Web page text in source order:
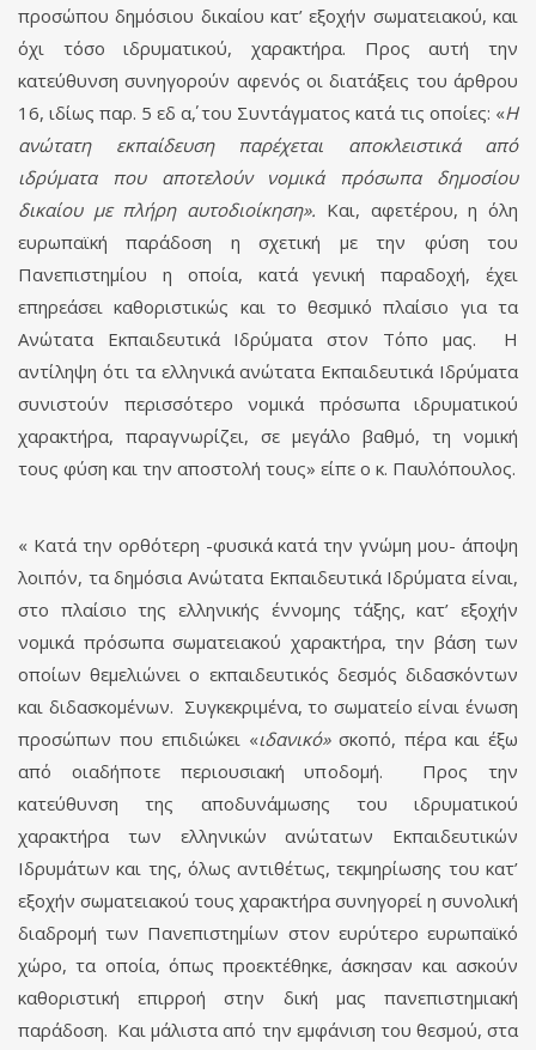
προσώπου δημόσιου δικαίου κατ’ εξοχήν σωματειακού, και
όχι τόσο ιδρυματικού, χαρακτήρα. Προς αυτή την
κατεύθυνση συνηγορούν αφενός οι διατάξεις του άρθρου
16, ιδίως παρ. 5 εδ α΄, του Συντάγματος κατά τις οποίες: «Η
ανώτατη εκπαίδευση παρέχεται αποκλειστικά από
ιδρύματα που αποτελούν νομικά πρόσωπα δημοσίου
δικαίου με πλήρη αυτοδιοίκηση». Και, αφετέρου, η όλη
ευρωπαϊκή παράδοση η σχετική με την φύση του
Πανεπιστημίου η οποία, κατά γενική παραδοχή, έχει
επηρεάσει καθοριστικώς και το θεσμικό πλαίσιο για τα
Ανώτατα Εκπαιδευτικά Ιδρύματα στον Τόπο μας. Η
αντίληψη ότι τα ελληνικά ανώτατα Εκπαιδευτικά Ιδρύματα
συνιστούν περισσότερο νομικά πρόσωπα ιδρυματικού
χαρακτήρα, παραγνωρίζει, σε μεγάλο βαθμό, τη νομική
τους φύση και την αποστολή τους» είπε ο κ. Παυλόπουλος.
« Κατά την ορθότερη -φυσικά κατά την γνώμη μου- άποψη
λοιπόν, τα δημόσια Ανώτατα Εκπαιδευτικά Ιδρύματα είναι,
στο πλαίσιο της ελληνικής έννομης τάξης, κατ’ εξοχήν
νομικά πρόσωπα σωματειακού χαρακτήρα, την βάση των
οποίων θεμελιώνει ο εκπαιδευτικός δεσμός διδασκόντων
και διδασκομένων. Συγκεκριμένα, το σωματείο είναι ένωση
προσώπων που επιδιώκει «ιδανικό»σκοπό, πέρα και έξω
από οιαδήποτε περιουσιακή υποδομή. Προς την
κατεύθυνση της αποδυνάμωσης του ιδρυματικού
χαρακτήρα των ελληνικών ανώτατων Εκπαιδευτικών
Ιδρυμάτων και της, όλως αντιθέτως, τεκμηρίωσης του κατ’
εξοχήν σωματειακού τους χαρακτήρα συνηγορεί η συνολική
διαδρομή των Πανεπιστημίων στον ευρύτερο ευρωπαϊκό
χώρο, τα οποία, όπως προεκτέθηκε, άσκησαν και ασκούν
καθοριστική επιρροή στην δική μας πανεπιστημιακή
παράδοση. Και μάλιστα από την εμφάνιση του θεσμού, στα